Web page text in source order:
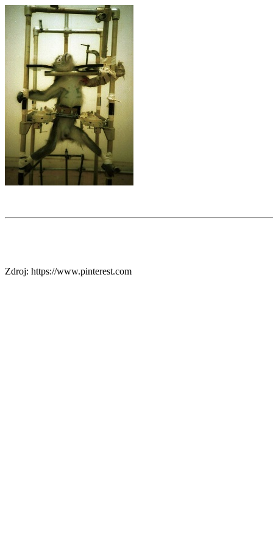
Zdroj: https://www.pinterest.com